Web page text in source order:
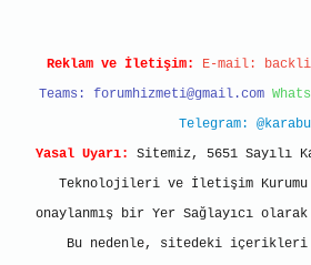
Reklam ve İletişim: E-mail:
Teams: forumhizmeti@gmail.com
Telegram:
Yasal Uyarı:
Sitemiz, 5651 Sayılı
Teknolojileri ve İletişim Kurumu
onaylanmış bir Yer Sağlayıcı
Bu nedenle, sitedeki